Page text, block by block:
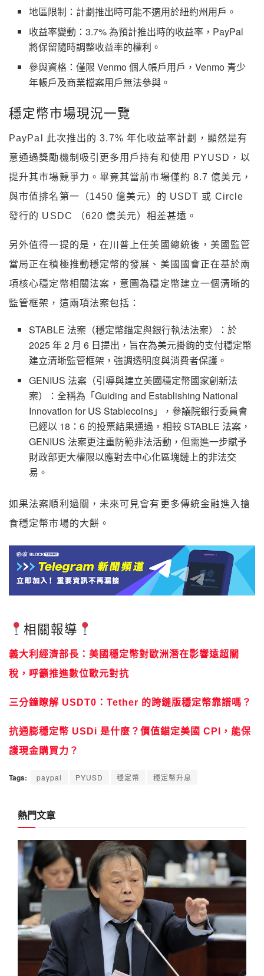
地區限制：計劃推出時可能不適用於紐約州用戶。
收益率變動：3.7% 為預計推出時的收益率，PayPal
將保留隨時調整收益率的權利。
參與資格：僅限 Venmo 個人帳戶用戶，Venmo 青少
年帳戶及商業檔案用戶無法參與。
穩定幣市場現況一覽
PayPal 此次推出的 3.7% 年化收益率計劃，顯然是有
意通過獎勵機制吸引更多用戶持有和使用 PYUSD，以
提升其市場競爭力。畢竟其當前市場僅約 8.7 億美元，
與市值排名第一（1450 億美元）的 USDT 或 Circle
發行的 USDC （620 億美元）相差甚遠。
另外值得一提的是，在川普上任美國總統後，美國監管
當局正在積極推動穩定幣的發展、美國國會正在基於兩
項核心穩定幣相關法案，意圖為穩定幣建立一個清晰的
監管框架，這兩項法案包括：
STABLE 法案（穩定幣錨定與銀行執法法案）：於
2025 年 2 月 6 日提出，旨在為美元掛鉤的支付穩定幣
建立清晰監管框架，強調透明度與消費者保護。
GENIUS 法案（引導與建立美國穩定幣國家創新法
案）：全稱為「Guiding and Establishing National
Innovation for US Stablecoins」，參議院銀行委員會
已經以 18：6 的投票結果通過，相較 STABLE 法案，
GENIUS 法案更注重防範非法活動，但需進一步賦予
財政部更大權限以應對去中心化區塊鏈上的非法交
易。
如果法案順利過關，未來可見會有更多傳統金融進入搶
食穩定幣市場的大餅。
相關報導
義大利經濟部長：美國穩定幣對歐洲潛在影響遠超關
稅，呼籲推進數位歐元對抗
三分鐘瞭解 USDT0：Tether 的跨鏈版穩定幣靠譜嗎？
抗通膨穩定幣 USDi 是什麼？價值錨定美國 CPI，能保
護現金購買力？
Tags: paypal PYUSD 穩定幣 穩定幣升息
熱門文章